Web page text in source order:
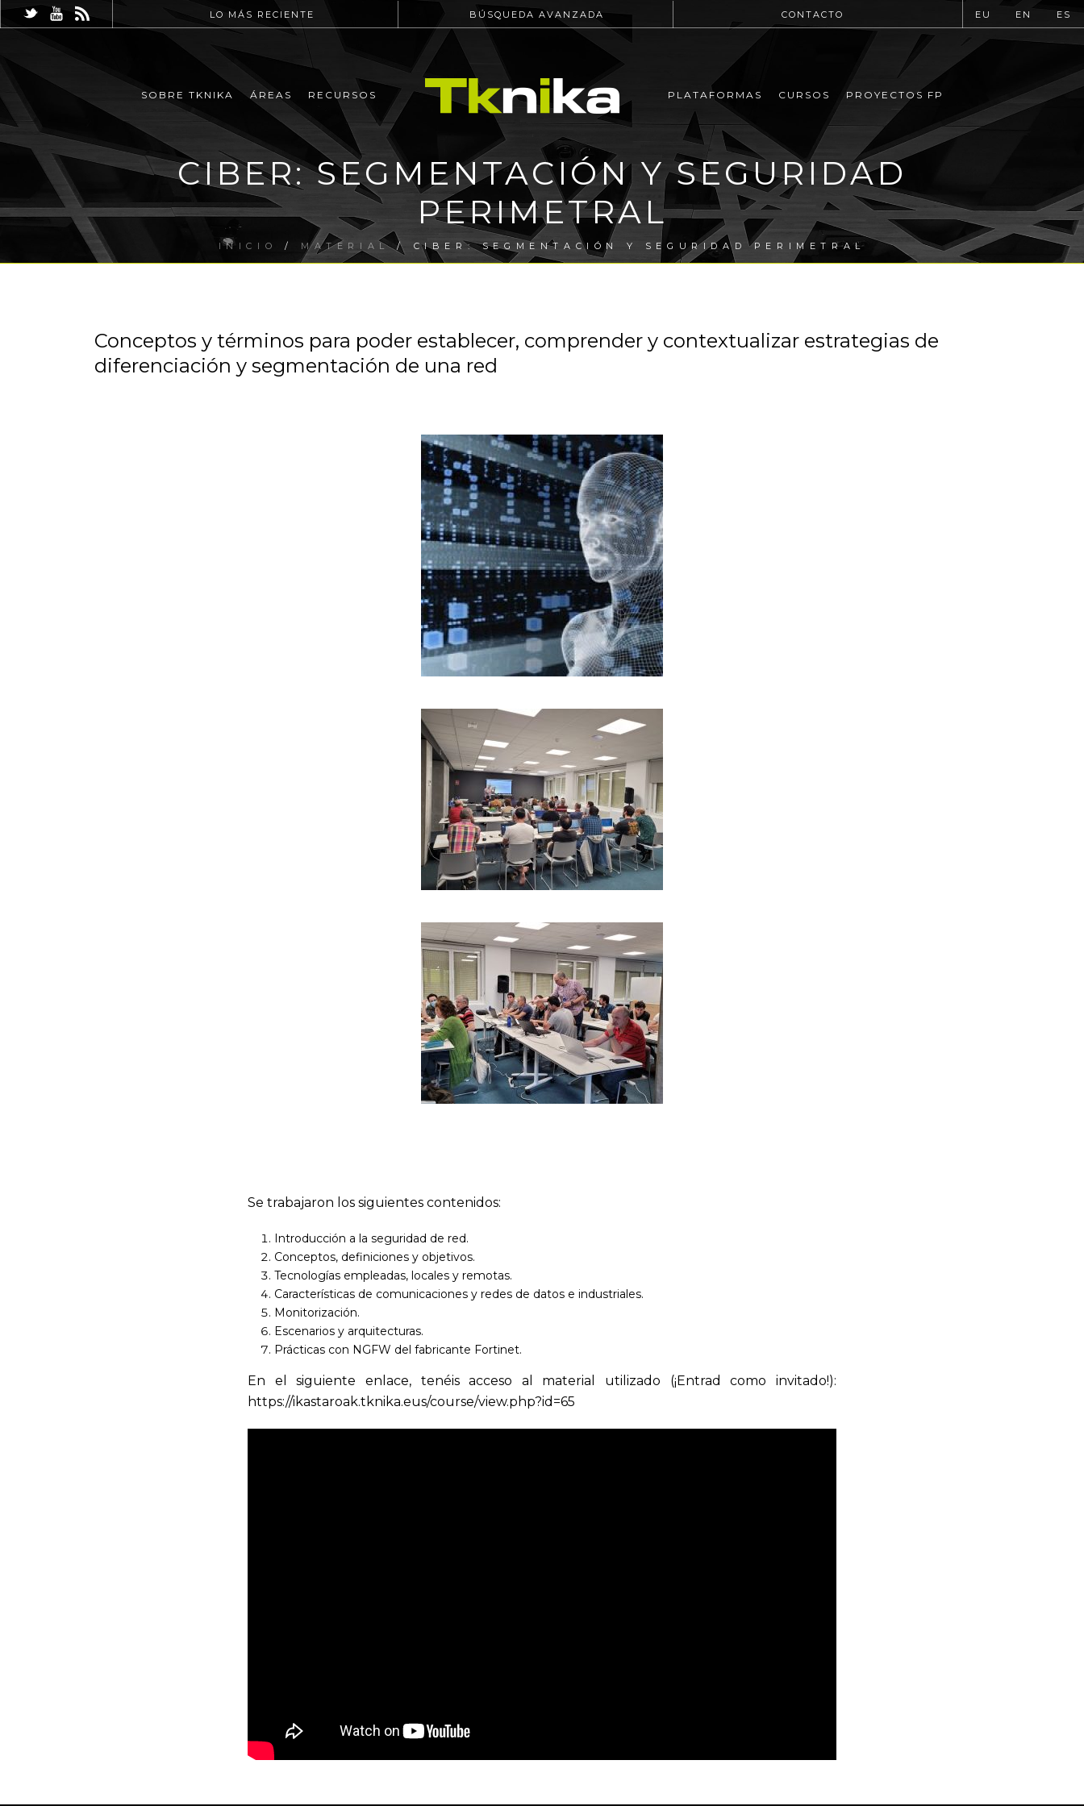
LO MÁS RECIENTE BÚSQUEDA AVANZADA CONTACTO EU EN ES
SOBRE TKNIKA ÁREAS RECURSOS PLATAFORMAS CURSOS PROYECTOS FP
CIBER: SEGMENTACIÓN Y SEGURIDAD
PERIMETRAL
INICIO / MATERIAL/ CIBER: SEGMENTACIÓN Y SEGURIDAD PERIMETRAL
Conceptos y términos para poder establecer, comprender y contextualizar estrategias de
diferenciación y segmentación de una red
Se trabajaron los siguientes contenidos:
Introducción a la seguridad de red.
Conceptos, definiciones y objetivos.
Tecnologías empleadas, locales y remotas.
Características de comunicaciones y redes de datos e industriales.
Monitorización.
Escenarios y arquitecturas.
Prácticas con NGFW del fabricante Fortinet.
En el siguiente enlace, tenéis acceso al material utilizado (¡Entrad como invitado!):
https://ikastaroak.tknika.eus/course/view.php?id=65